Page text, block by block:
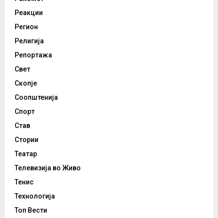
Реакции
Регион
Религија
Репортажа
Свет
Скопје
Соопштенија
Спорт
Став
Стории
Театар
Телевизија во Живо
Тенис
Технологија
Топ Вести